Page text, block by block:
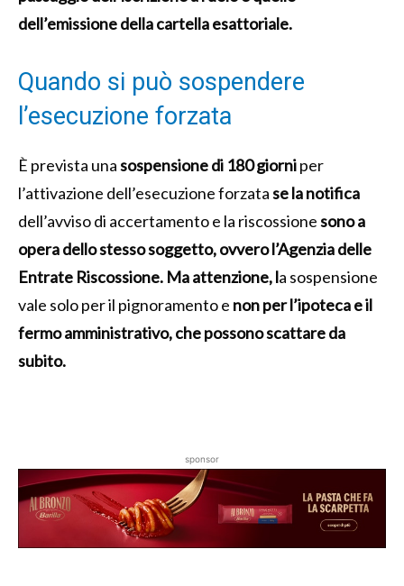
dell’emissione della cartella esattoriale.
Quando si può sospendere
l’esecuzione forzata
È prevista unasospensionedi 180 giorniper
l’attivazione dell’esecuzione forzatase la notifica
dell’avviso di accertamento e la riscossionesono a
opera dello stesso soggetto, ovvero l’Agenzia delle
Entrate Riscossione. Ma attenzione, la sospensione
vale solo per il pignoramento e non per l’ipoteca e il
fermo amministrativo, che possono scattare da
subito.
sponsor